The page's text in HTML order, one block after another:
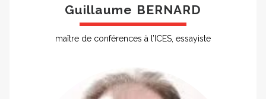
Guillaume BERNARD
maître de conférences à l’ICES, essayiste